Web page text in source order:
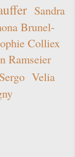
Sandra
Brunel-
Colliex
Ramseier
Velia